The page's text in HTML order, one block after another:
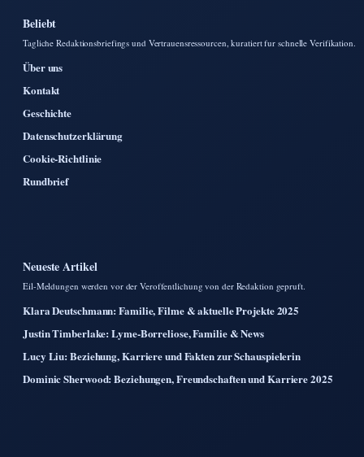
Beliebt
Tagliche Redaktionsbriefings und Vertrauensressourcen, kuratiert fur schnelle Verifikation.
Über uns
Kontakt
Geschichte
Datenschutzerklärung
Cookie-Richtlinie
Rundbrief
Neueste Artikel
Eil-Meldungen werden vor der Veroffentlichung von der Redaktion gepruft.
Klara Deutschmann: Familie, Filme & aktuelle Projekte 2025
Justin Timberlake: Lyme-Borreliose, Familie & News
Lucy Liu: Beziehung, Karriere und Fakten zur Schauspielerin
Dominic Sherwood: Beziehungen, Freundschaften und Karriere 2025